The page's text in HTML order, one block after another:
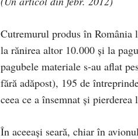
Cutremurul produs în România
la rănirea altor 10.000 şi la
pagubele materiale s-au aflat
fără adăpost), 195 de
ceea ce a însemnat şi
În aceeaşi seară, chiar în